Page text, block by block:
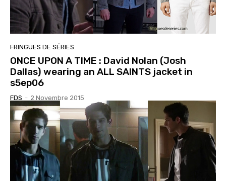
FRINGUES DE SÉRIES
ONCE UPON A TIME : David Nolan (Josh
Dallas) wearing an ALL SAINTS jacket in
s5ep06
FDS - 2 Novembre 2015